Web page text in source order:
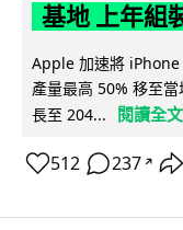
基地 上年組
Apple 加速將 iPhone
產量最高 50% 移至
長至 204...
閱讀全文
512 237 ↗